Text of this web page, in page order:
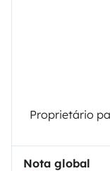
Proprietário
Nota global